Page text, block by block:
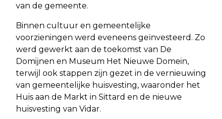
van de gemeente.
Binnen cultuur en gemeentelijke
voorzieningen werd eveneens geïnvesteerd. Zo
werd gewerkt aan de toekomst van De
Domijnen en Museum Het Nieuwe Domein,
terwijl ook stappen zijn gezet in de vernieuwing
van gemeentelijke huisvesting, waaronder het
Huis aan de Markt in Sittard en de nieuwe
huisvesting van Vidar.